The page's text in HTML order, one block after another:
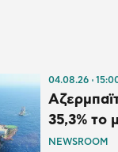
04.08.26
35,3% το
NEWSROOM